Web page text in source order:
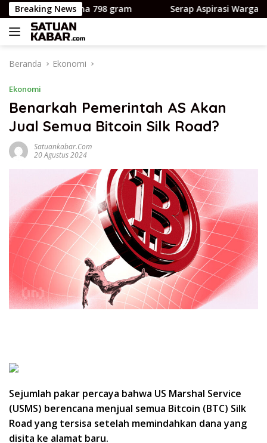
Langsung
ke
konten
Breaking News
cuma 798 gram Serap Aspirasi Warga Losso,
Beranda Ekonomi
Ekonomi
Benarkah Pemerintah AS Akan
Jual Semua Bitcoin Silk Road?
Satuankabar.com
20 Agustus 2024
Sejumlah pakar percaya bahwa US Marshal Service
(USMS) berencana menjual semua Bitcoin (BTC) Silk
Road yang tersisa setelah memindahkan dana yang
disita ke alamat baru.